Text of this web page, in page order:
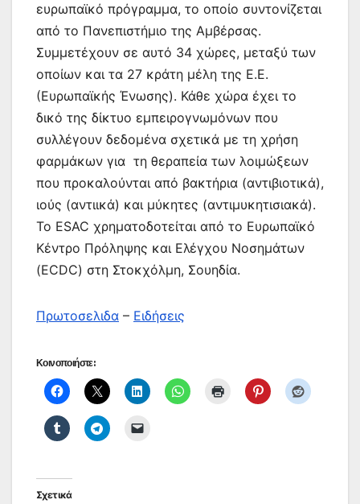
ευρωπαϊκό πρόγραμμα, το οποίο συντονίζεται
από το Πανεπιστήμιο της Αμβέρσας.
Συμμετέχουν σε αυτό 34 χώρες, μεταξύ των
οποίων και τα 27 κράτη μέλη της Ε.Ε.
(Ευρωπαϊκής Ένωσης). Κάθε χώρα έχει το
δικό της δίκτυο εμπειρογνωμόνων που
συλλέγουν δεδομένα σχετικά με τη χρήση
φαρμάκων για τη θεραπεία των λοιμώξεων
που προκαλούνται από βακτήρια (αντιβιοτικά),
ιούς (αντιικά) και μύκητες (αντιμυκητισιακά).
Το ESAC χρηματοδοτείται από το Ευρωπαϊκό
Κέντρο Πρόληψης και Ελέγχου Νοσημάτων
(ECDC) στη Στοκχόλμη, Σουηδία.
Πρωτοσελιδα – Ειδήσεις
Κοινοποιήστε:
Σχετικά